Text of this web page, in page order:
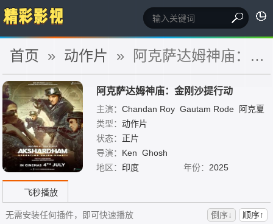
首页 » 动作片 » 阿克萨达姆神庙：金刚沙提行动
阿克萨达姆神庙：金刚沙提行动
主演：Chandan Roy Gautam Rode
阿克夏
耶·坎纳
类型：动作片
状态： 正片
导演： Ken Ghosh
地区： 印度 年份： 2025
飞秒播放
无需安装任何插件，即可快速播放 倒序↓ 顺序↑